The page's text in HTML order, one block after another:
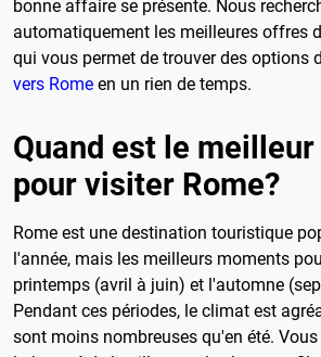
bonne affaire se présente. Nous
automatiquement les meilleures offres
qui vous permet de trouver des options
vers Rome en un rien de temps.
Quand est le
pour visiter Rome?
Rome est une destination touristique
l'année, mais les meilleurs moments
printemps (avril à juin) et l'automne
Pendant ces périodes, le climat est
sont moins nombreuses qu'en été.